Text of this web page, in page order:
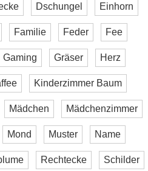
Dschungel Einhorn
Familie Feder Fee
Gaming Gräser Herz
Kinderzimmer Baum
Mädchen Mädchenzimmer
Mond Muster Name
Rechtecke Schilder